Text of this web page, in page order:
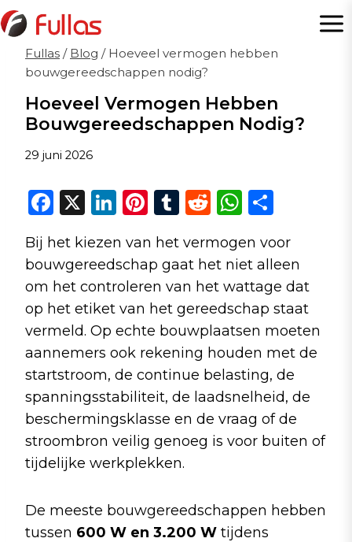
Doorgaan
naar
inhoud
Fullas / Blog / Hoeveel vermogen hebben
bouwgereedschappen nodig?
Hoeveel Vermogen Hebben
Bouwgereedschappen Nodig?
29 juni 2026
F
c
e
b
o
o
k
X
Li
k
e
dI
n
Pi
te
re
st
T
m
bl
r
R
d
di
t
W
a
ts
A
p
p
e
n
Bij het kiezen van het vermogen voor
bouwgereedschap gaat het niet alleen
om het controleren van het wattage dat
op het etiket van het gereedschap staat
vermeld. Op echte bouwplaatsen moeten
aannemers ook rekening houden met de
startstroom, de continue belasting, de
spanningsstabiliteit, de laadsnelheid, de
beschermingsklasse en de vraag of de
stroombron veilig genoeg is voor buiten of
tijdelijke werkplekken.
De meeste bouwgereedschappen hebben
tussen 600 W en 3.200 W tijdens